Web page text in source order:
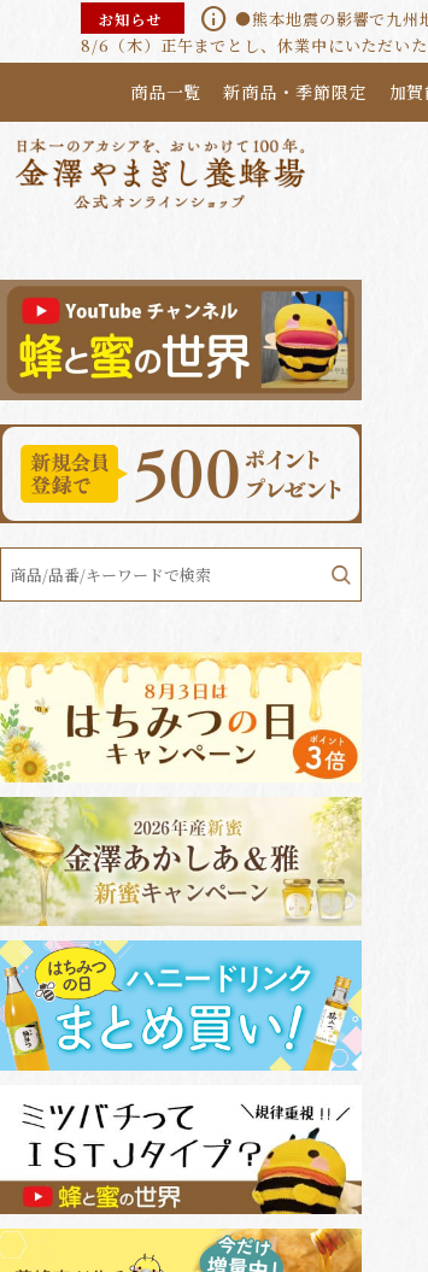
お知らせ info ●熊本地震の影響で九州
8/6（木）正午までとし、休業中にいただい
商品一覧 新商品・季節限定 加